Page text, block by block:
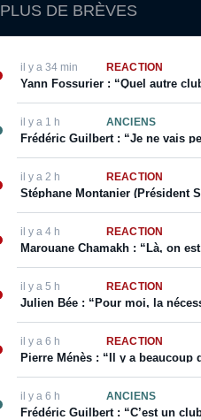
PLUS DE BRÈVES
il y a 34 min RÉACTION
Yann Fossurier : “Quel autre
il y a 1 h ANCIENS
Frédéric Guilbert : “Je ne vais
il y a 2 h RÉACTION
Stéphane Montanier (Président
il y a 4 h RÉACTION
Marouane Chamakh : “Là, on
il y a 5 h RÉACTION
Julien Bée : “Pour moi, la
il y a 6 h RÉACTION
Pierre Ménès : “Il y a
il y a 6 h ANCIENS
Frédéric Guilbert : “C’est un